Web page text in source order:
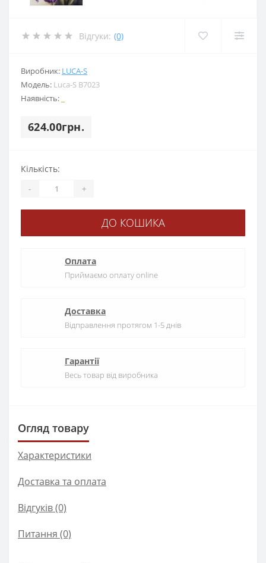
Відгуки: (0)
Виробник: LUCA-S
Модель: Luca-S B7023
Наявність:
624.00грн.
Кількість:
- +
ДО КОШИКА
Оплата
Приймаємо оплату online
Доставка
Відправлення протягом 1-5 днів
Гарантії
Весь товар від виробника
Огляд товару
Характеристики
Доставка та оплата
Відгуків (0)
Питання (0)